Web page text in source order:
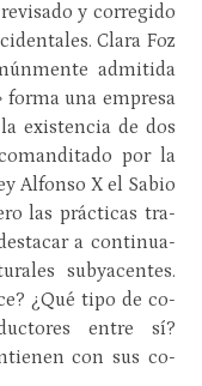
y co­rre­gi­do
Clara Foz
ad­mi­ti­da
forma una em­pre­sa
exis­ten­cia de dos
por la
Al­fon­so X el Sabio
las prác­ti­cas tra­
a con­ti­nua­
sub­ya­cen­tes.
¿Qué tipo de co­
entre sí?
con sus co­